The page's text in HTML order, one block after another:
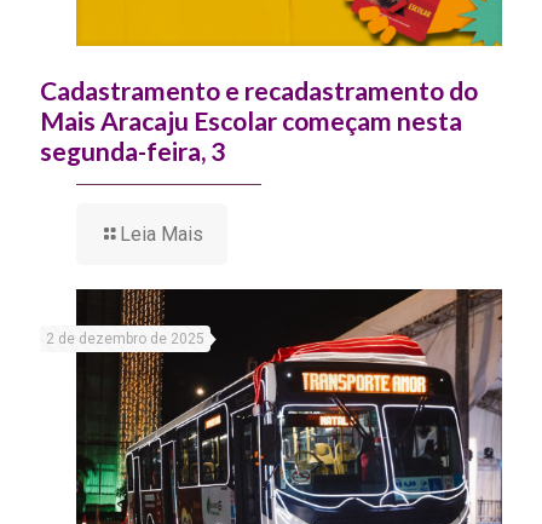
Cadastramento e recadastramento do
Mais Aracaju Escolar começam nesta
segunda-feira, 3
Leia Mais
2 de dezembro de 2025